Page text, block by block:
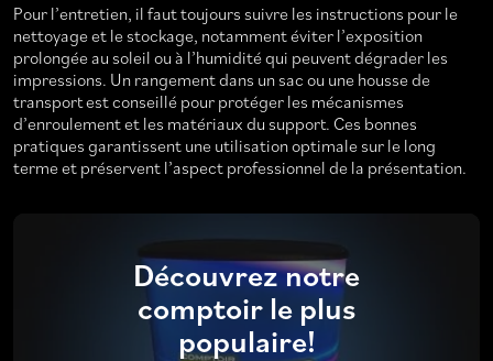
Pour l’entretien, il faut toujours suivre les instructions pour le
nettoyage et le stockage, notamment éviter l’exposition
prolongée au soleil ou à l’humidité qui peuvent dégrader les
impressions. Un rangement dans un sac ou une housse de
transport est conseillé pour protéger les mécanismes
d’enroulement et les matériaux du support. Ces bonnes
pratiques garantissent une utilisation optimale sur le long
terme et préservent l’aspect professionnel de la présentation.
Découvrez notre
comptoir le plus
populaire!